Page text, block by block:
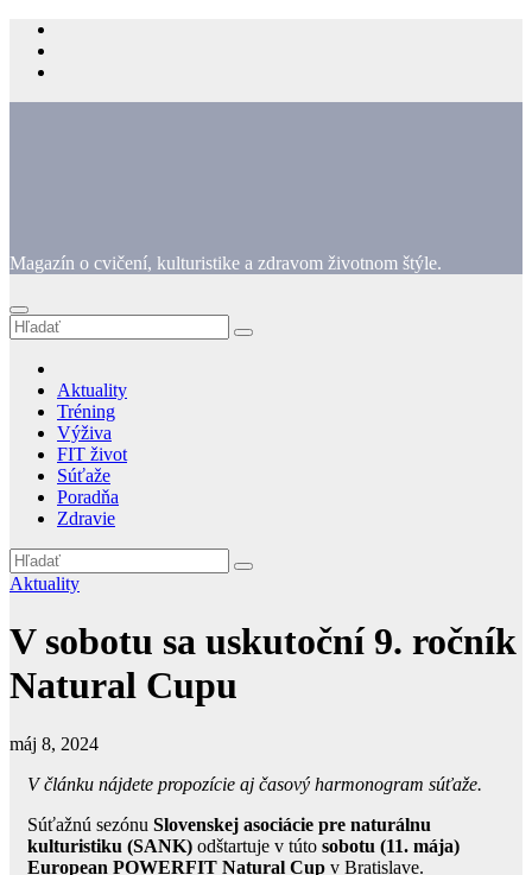
Prejsť
obsah
Magazín o cvičení, kulturistike a zdravom životnom štýle.
Aktuality
Tréning
Výživa
FIT život
Súťaže
Poradňa
Zdravie
Aktuality
V sobotu sa uskutoční 9. ročník
Natural Cupu
máj 8, 2024
V článku nájdete propozície aj časový harmonogram súťaže.
Súťažnú sezónu Slovenskej asociácie pre naturálnu
kulturistiku (SANK) odštartuje v túto sobotu (11. mája)
European POWERFIT Natural Cup v Bratislave.